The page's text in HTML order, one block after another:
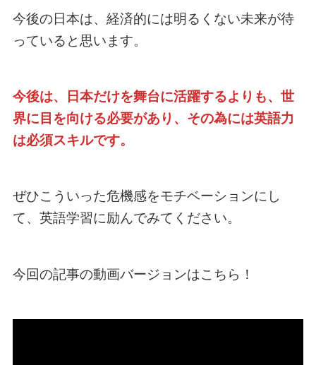
今後の日本は、経済的には明るくない未来が待
っていると思います。
今後は、日本だけを舞台に活躍するよりも、世
界に目を向ける必要があり、その為には英語力
は必須スキルです。
ぜひこういった危機感をモチベーションにし
て、英語学習に励んでみてください。
今回の記事の動画バージョンはこちら！